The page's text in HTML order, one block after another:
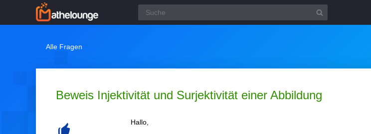
Alle Fragen
Beweis Injektivität und Surjektivität einer Abbildung
Hallo,